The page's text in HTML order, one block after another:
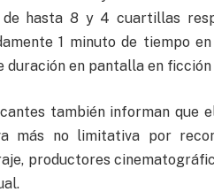
de hasta 8 y 4 cuartillas
1 minuto de tiempo
duración en pantalla en
también informan que
más no limitativa por
productores